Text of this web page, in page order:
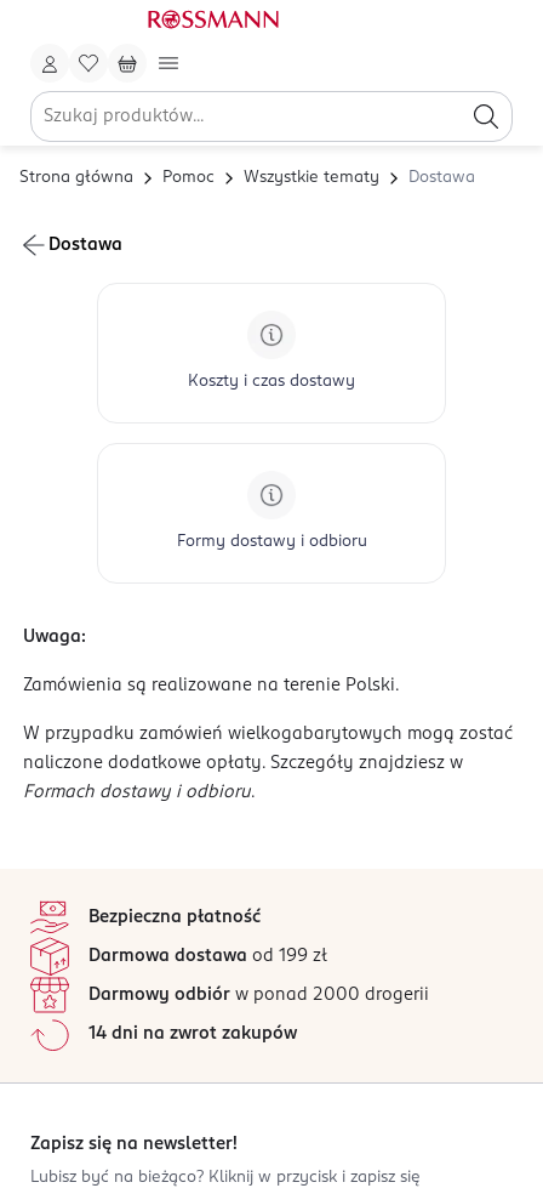
Strona główna Pomoc Wszystkie tematy Dostawa
Dostawa
Koszty i czas dostawy
Formy dostawy i odbioru
Uwaga:
Zamówienia są realizowane na terenie Polski.
W przypadku zamówień wielkogabarytowych mogą zostać
naliczone dodatkowe opłaty. Szczegóły znajdziesz w
Formach dostawy i odbioru.
Bezpieczna płatność
Darmowa dostawa od 199 zł
Darmowy odbiór w ponad 2000 drogerii
14 dni na zwrot zakupów
Zapisz się na newsletter!
Lubisz być na bieżąco? Kliknij w przycisk i zapisz się